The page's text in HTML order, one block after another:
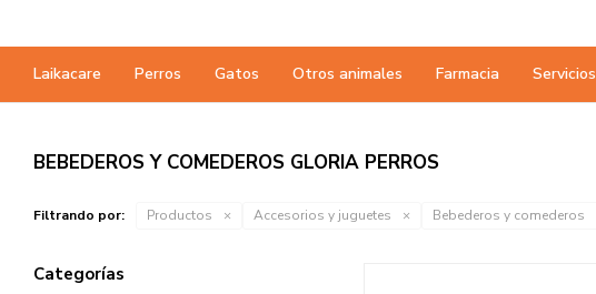
Laikacare Perros Gatos Otros animales Farmacia Servicios
BEBEDEROS Y COMEDEROS GLORIA PERROS
Filtrando por: Productos Accesorios y juguetes Bebederos y comederos
Categorías